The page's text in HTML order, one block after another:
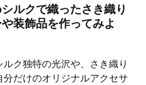
ルクで織ったさき織り
装飾品を作ってみよ
ク独特の光沢や、さき織り
だけのオリジナルアクセサ